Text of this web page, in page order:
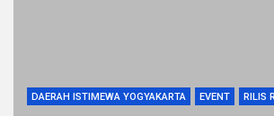
DAERAH ISTIMEWA YOGYAKARTA EVENT RILIS